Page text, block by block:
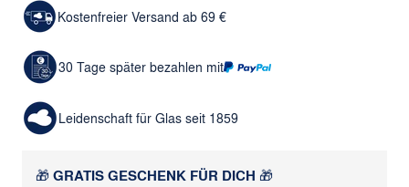
Kostenfreier Versand ab 69 €
30 Tage später bezahlen mit
Leidenschaft für Glas seit 1859
🎁 GRATIS GESCHENK FÜR DICH 🎁